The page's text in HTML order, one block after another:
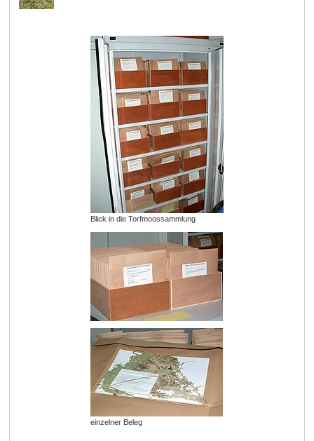
Blick in die Torfmoossammlung
einzelner Beleg